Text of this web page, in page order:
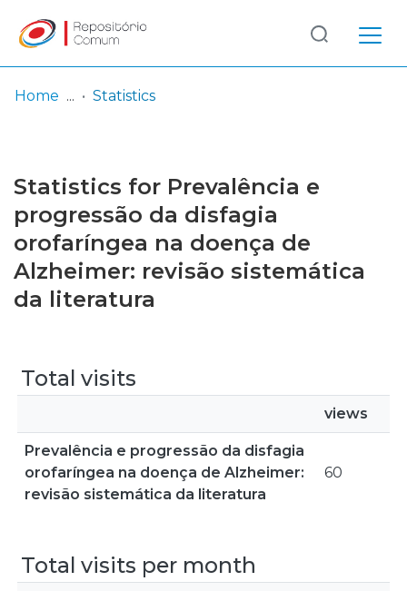
Browse repository
Entities
Log
In
(current)
Home Statistics
Statistics for Prevalência e
progressão da disfagia
orofaríngea na doença de
Alzheimer: revisão sistemática
da literatura
Total visits
views
Prevalência e progressão da disfagia
orofaríngea na doença de Alzheimer:
revisão sistemática da literatura
60
Total visits per month